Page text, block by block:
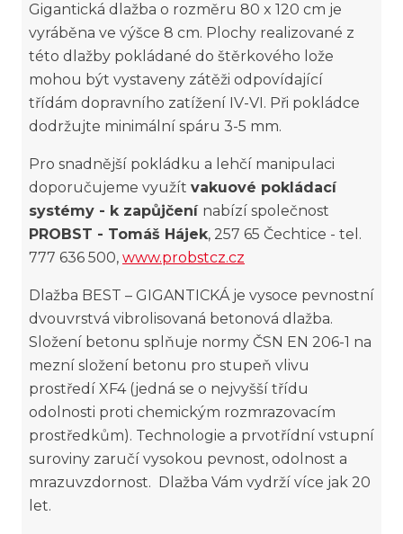
Gigantická dlažba o rozměru 80 x 120 cm je
vyráběna ve výšce 8 cm. Plochy realizované z
této dlažby pokládané do štěrkového lože
mohou být vystaveny zátěži odpovídající
třídám dopravního zatížení IV-VI. Při pokládce
dodržujte minimální spáru 3-5 mm.
Pro snadnější pokládku a lehčí manipulaci
doporučujeme využít vakuové pokládací
systémy - k zapůjčení nabízí společnost
PROBST - Tomáš Hájek, 257 65 Čechtice - tel.
777 636 500, www.probstcz.cz
Dlažba BEST – GIGANTICKÁ je vysoce pevnostní
dvouvrstvá vibrolisovaná betonová dlažba.
Složení betonu splňuje normy ČSN EN 206-1 na
mezní složení betonu pro stupeň vlivu
prostředí XF4 (jedná se o nejvyšší třídu
odolnosti proti chemickým rozmrazovacím
prostředkům). Technologie a prvotřídní vstupní
suroviny zaručí vysokou pevnost, odolnost a
mrazuvzdornost. Dlažba Vám vydrží více jak 20
let.